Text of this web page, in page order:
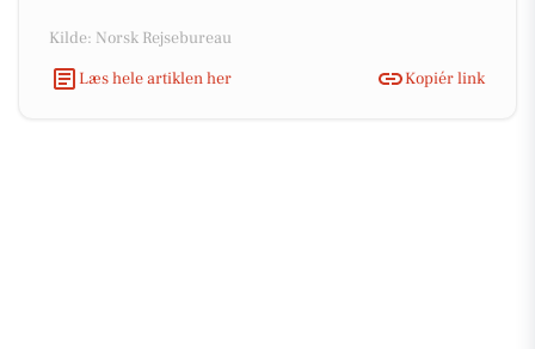
Kilde: Norsk Rejsebureau
Læs hele artiklen her
Kopiér link